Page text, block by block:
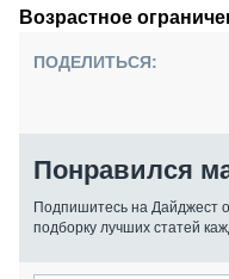
Возрастное
ПОДЕЛИТЬСЯ:
Понравился
Подпишитесь на Дайджест
подборку лучших статей